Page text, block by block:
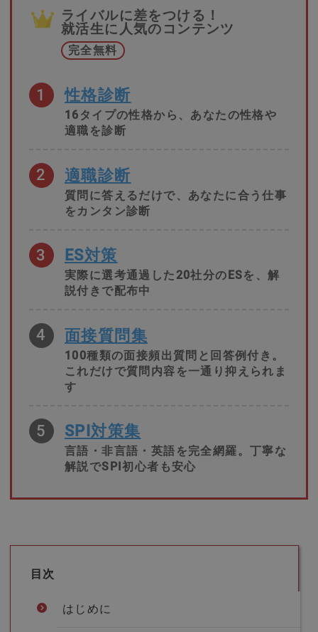
ライバルに差をつける！
就活生に人気のコンテンツ
完全無料
1 性格診断
16タイプの性格から、あなたの性格や
適職を診断
2 適職診断
質問に答えるだけで、あなたに合う仕事
をカンタン診断
3 ES対策
実際に選考通過した20社分のESを、解
説付きで配布中
4 面接質問集
100種類の面接頻出質問と回答例付き。
これだけで質問内容を一通り抑えられま
す
5 SPI対策集
言語・非言語・英語を完全網羅。丁寧な
解説でSPI初心者も安心
目次
はじめに